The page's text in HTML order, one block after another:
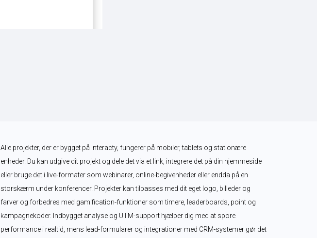
Alle projekter, der er bygget på Interacty, fungerer på mobiler, tablets og stationære
enheder. Du kan udgive dit projekt og dele det via et link, integrere det på din hjemmeside
eller bruge det i live-formater som webinarer, online-begivenheder eller endda på en
storskærm under konferencer. Projekter kan tilpasses med dit eget logo, billeder og
farver og forbedres med gamification-funktioner som timere, leaderboards, point og
kampagnekoder. Indbygget analyse og UTM-support hjælper dig med at spore
performance i realtid, mens lead-formularer og integrationer med CRM-systemer gør det